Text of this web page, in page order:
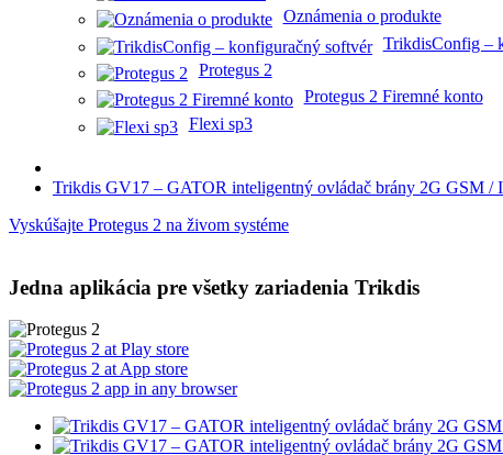
Oznámenia o produkte
TrikdisConfig –
Protegus 2
Protegus 2 Firemné konto
Flexi sp3
Trikdis GV17 – GATOR inteligentný ovládač brány 2G GSM /
Vyskúšajte Protegus 2 na živom systéme
Jedna aplikácia pre všetky zariadenia Trikdis